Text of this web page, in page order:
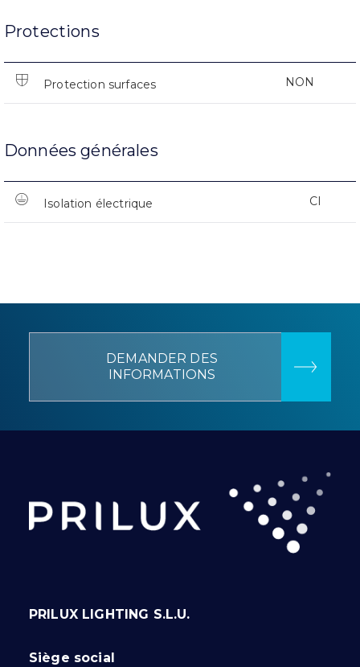
Protections
Protection surfaces NON
Données générales
Isolation électrique CI
DEMANDER DES
INFORMATIONS
PRILUX LIGHTING S.L.U.
Siège social